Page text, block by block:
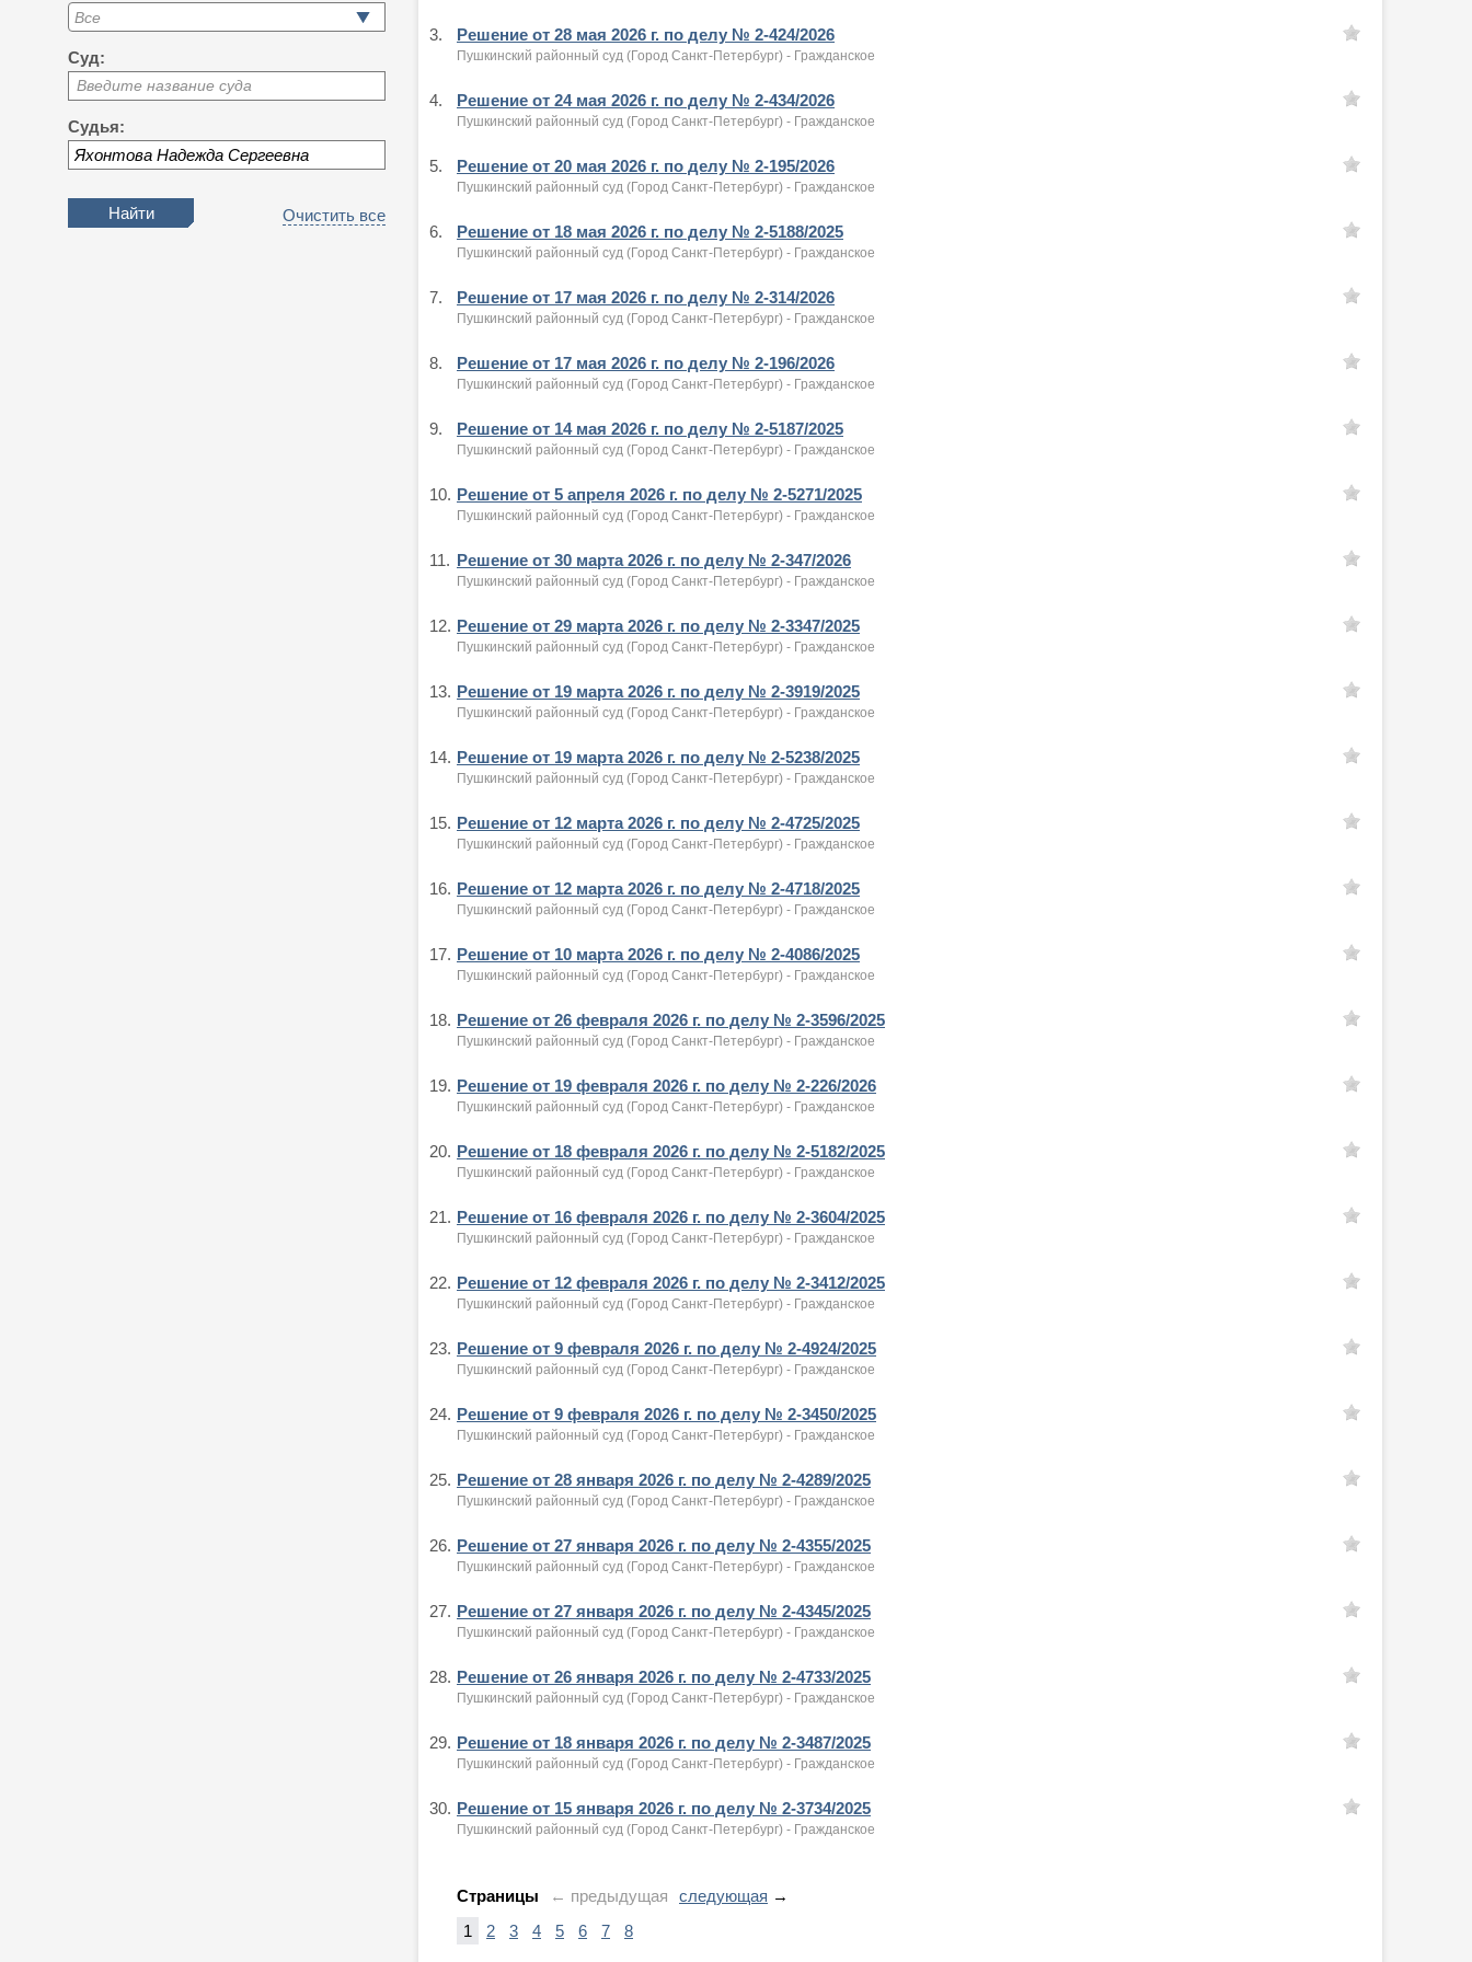
Суд:
Введите название суда
Судья:
Очистить все
3. Решение от 28 мая 2026 г. по делу № 2-424/2026
Пушкинский районный суд (Город Санкт-Петербург) - Гражданское
4. Решение от 24 мая 2026 г. по делу № 2-434/2026
Пушкинский районный суд (Город Санкт-Петербург) - Гражданское
5. Решение от 20 мая 2026 г. по делу № 2-195/2026
Пушкинский районный суд (Город Санкт-Петербург) - Гражданское
6. Решение от 18 мая 2026 г. по делу № 2-5188/2025
Пушкинский районный суд (Город Санкт-Петербург) - Гражданское
7. Решение от 17 мая 2026 г. по делу № 2-314/2026
Пушкинский районный суд (Город Санкт-Петербург) - Гражданское
8. Решение от 17 мая 2026 г. по делу № 2-196/2026
Пушкинский районный суд (Город Санкт-Петербург) - Гражданское
9. Решение от 14 мая 2026 г. по делу № 2-5187/2025
Пушкинский районный суд (Город Санкт-Петербург) - Гражданское
10. Решение от 5 апреля 2026 г. по делу № 2-5271/2025
Пушкинский районный суд (Город Санкт-Петербург) - Гражданское
11. Решение от 30 марта 2026 г. по делу № 2-347/2026
Пушкинский районный суд (Город Санкт-Петербург) - Гражданское
12. Решение от 29 марта 2026 г. по делу № 2-3347/2025
Пушкинский районный суд (Город Санкт-Петербург) - Гражданское
13. Решение от 19 марта 2026 г. по делу № 2-3919/2025
Пушкинский районный суд (Город Санкт-Петербург) - Гражданское
14. Решение от 19 марта 2026 г. по делу № 2-5238/2025
Пушкинский районный суд (Город Санкт-Петербург) - Гражданское
15. Решение от 12 марта 2026 г. по делу № 2-4725/2025
Пушкинский районный суд (Город Санкт-Петербург) - Гражданское
16. Решение от 12 марта 2026 г. по делу № 2-4718/2025
Пушкинский районный суд (Город Санкт-Петербург) - Гражданское
17. Решение от 10 марта 2026 г. по делу № 2-4086/2025
Пушкинский районный суд (Город Санкт-Петербург) - Гражданское
18. Решение от 26 февраля 2026 г. по делу № 2-3596/2025
Пушкинский районный суд (Город Санкт-Петербург) - Гражданское
19. Решение от 19 февраля 2026 г. по делу № 2-226/2026
Пушкинский районный суд (Город Санкт-Петербург) - Гражданское
20. Решение от 18 февраля 2026 г. по делу № 2-5182/2025
Пушкинский районный суд (Город Санкт-Петербург) - Гражданское
21. Решение от 16 февраля 2026 г. по делу № 2-3604/2025
Пушкинский районный суд (Город Санкт-Петербург) - Гражданское
22. Решение от 12 февраля 2026 г. по делу № 2-3412/2025
Пушкинский районный суд (Город Санкт-Петербург) - Гражданское
23. Решение от 9 февраля 2026 г. по делу № 2-4924/2025
Пушкинский районный суд (Город Санкт-Петербург) - Гражданское
24. Решение от 9 февраля 2026 г. по делу № 2-3450/2025
Пушкинский районный суд (Город Санкт-Петербург) - Гражданское
25. Решение от 28 января 2026 г. по делу № 2-4289/2025
Пушкинский районный суд (Город Санкт-Петербург) - Гражданское
26. Решение от 27 января 2026 г. по делу № 2-4355/2025
Пушкинский районный суд (Город Санкт-Петербург) - Гражданское
27. Решение от 27 января 2026 г. по делу № 2-4345/2025
Пушкинский районный суд (Город Санкт-Петербург) - Гражданское
28. Решение от 26 января 2026 г. по делу № 2-4733/2025
Пушкинский районный суд (Город Санкт-Петербург) - Гражданское
29. Решение от 18 января 2026 г. по делу № 2-3487/2025
Пушкинский районный суд (Город Санкт-Петербург) - Гражданское
30. Решение от 15 января 2026 г. по делу № 2-3734/2025
Пушкинский районный суд (Город Санкт-Петербург) - Гражданское
Страницы ← предыдущая следующая →
1
2 3 4 5 6 7 8